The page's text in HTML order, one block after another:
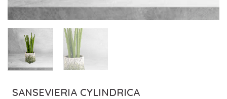
SANSEVIERIA CYLINDRICA